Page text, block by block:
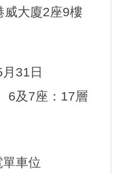
威大廈2座9樓
31日
6及7座：17層
車位